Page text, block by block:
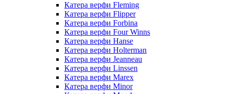
Катера верфи Fleming
Катера верфи Flipper
Катера верфи Forbina
Катера верфи Four Winns
Катера верфи Hanse
Катера верфи Holterman
Катера верфи Jeanneau
Катера верфи Linssen
Катера верфи Marex
Катера верфи Minor